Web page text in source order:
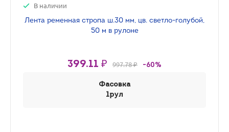
В наличии
Лента ременная стропа ш.30 мм, цв. светло-голубой,
50 м в рулоне
399.11 ₽ 997.78 ₽ -60%
Фасовка
1рул